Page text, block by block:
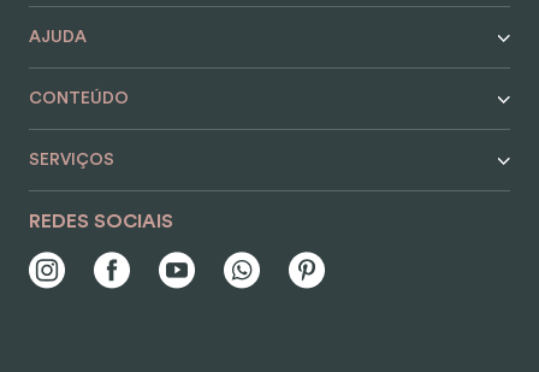
AJUDA
CONTEÚDO
SERVIÇOS
REDES SOCIAIS